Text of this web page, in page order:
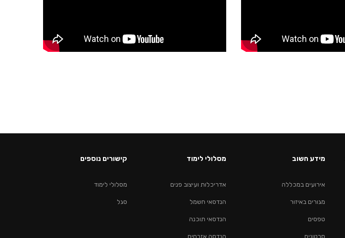
מידע חשוב
אירועים במכללה
מגורים באיזור
טפסים
סרטונים
מסלולי לימוד
אדריכלות ועיצוב פנים
הנדסאי חשמל
הנדסאי תוכנה
הנדסה אזרחית
קישורים נוספים
מסלולי לימוד
סגל